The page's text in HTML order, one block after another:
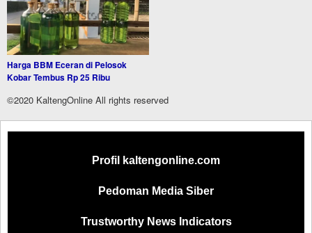
Harga BBM Eceran di Pelosok
Kobar Tembus Rp 25 Ribu
©2020 KaltengOnline All rights reserved
Profil kaltengonline.com
Pedoman Media Siber
Trustworthy News Indicators